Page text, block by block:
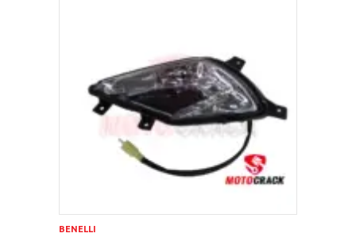
AÑADIR AL CARRITO
BENELLI